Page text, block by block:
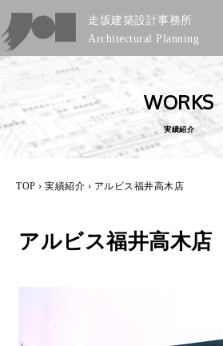
走坂建築設計事務所
Architectural Planning
WORKS
実績紹介
TOP ›実績紹介 › アルビス福井高木店
アルビス福井高木店